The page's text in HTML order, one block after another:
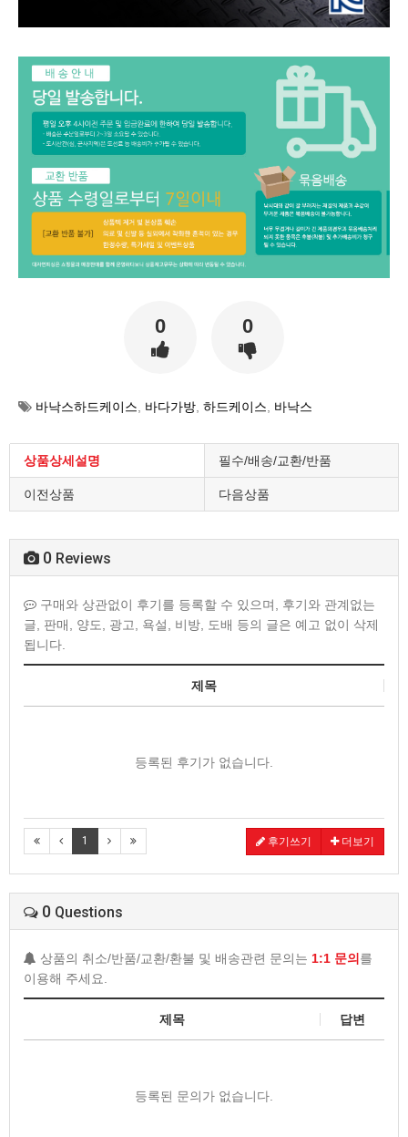
0 0
바낙스하드케이스 바다가방 하드케이스 바낙스
상품상세설명 필수/배송/교환/반품
이전상품 다음상품
0 Reviews
구매와 상관없이 후기를 등록할 수 있으며, 후기와 관계없는
글, 판매, 양도, 광고, 욕설, 비방, 도배 등의 글은 예고 없이 삭제
됩니다.
제목
등록된 후기가 없습니다.
1 후기쓰기 더보기
0 Questions
상품의 취소/반품/교환/환불 및 배송관련 문의는 1:1 문의 를
이용해 주세요.
제목 답변
등록된 문의가 없습니다.